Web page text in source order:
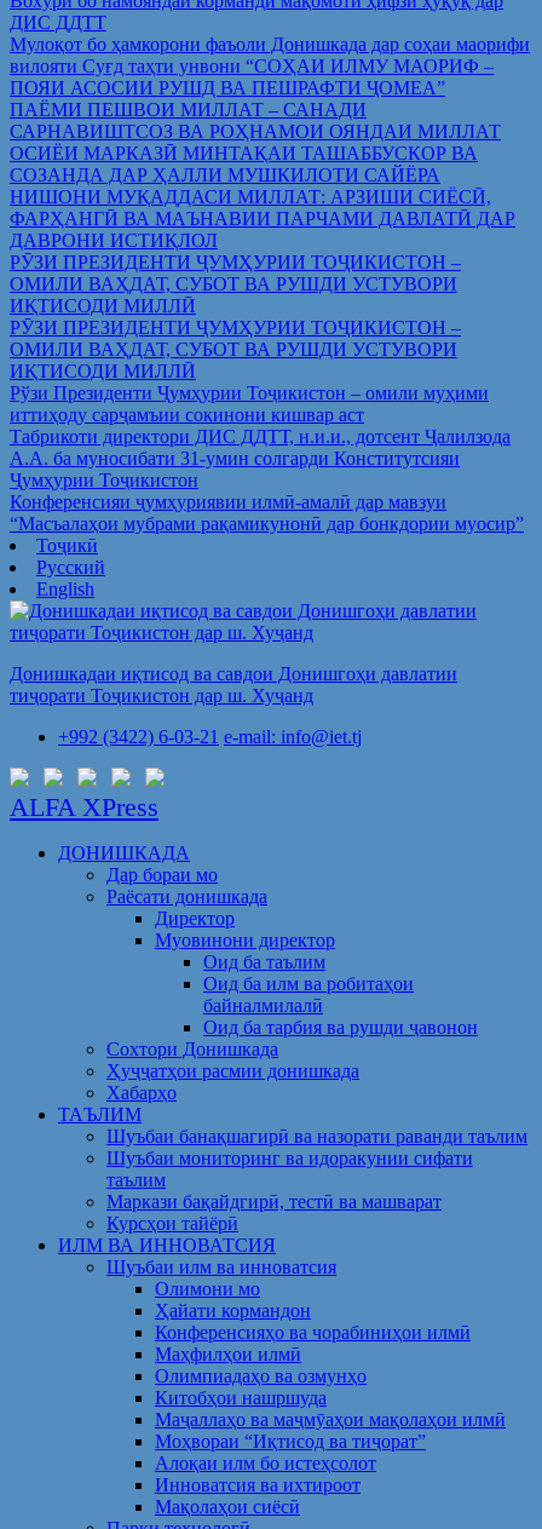
ДИС ДДТТ
Мулоқот бо ҳамкорони фаъоли Донишкада дар соҳаи маорифи
вилояти Суғд таҳти унвони “СОҲАИ ИЛМУ МАОРИФ –
ПОЯИ АСОСИИ РУШД ВА ПЕШРАФТИ ҶОМЕА”
ПАЁМИ ПЕШВОИ МИЛЛАТ – САНАДИ
САРНАВИШТСОЗ ВА РОҲНАМОИ ОЯНДАИ МИЛЛАТ
ОСИЁИ МАРКАЗӢ МИНТАҚАИ ТАШАББУСКОР ВА
СОЗАНДА ДАР ҲАЛЛИ МУШКИЛОТИ САЙЁРА
НИШОНИ МУҚАДДАСИ МИЛЛАТ: АРЗИШИ СИЁСӢ,
ФАРҲАНГӢ ВА МАЪНАВИИ ПАРЧАМИ ДАВЛАТӢ ДАР
ДАВРОНИ ИСТИҚЛОЛ
РӮЗИ ПРЕЗИДЕНТИ ҶУМҲУРИИ ТОҶИКИСТОН –
ОМИЛИ ВАҲДАТ, СУБОТ ВА РУШДИ УСТУВОРИ
ИҚТИСОДИ МИЛЛӢ
РӮЗИ ПРЕЗИДЕНТИ ҶУМҲУРИИ ТОҶИКИСТОН –
ОМИЛИ ВАҲДАТ, СУБОТ ВА РУШДИ УСТУВОРИ
ИҚТИСОДИ МИЛЛӢ
Рўзи Президенти Ҷумҳурии Тоҷикистон – омили муҳими
иттиҳоду сарҷамъии сокинони кишвар аст
Табрикоти директори ДИС ДДТТ, н.и.и., дотсент Ҷалилзода
А.А. ба муносибати 31-умин солгарди Конститутсияи
Ҷумҳурии Тоҷикистон
Конференсияи ҷумҳуриявии илмӣ-амалӣ дар мавзуи
“Масъалаҳои мубрами рақамикунонӣ дар бонкдории муосир”
Тоҷикӣ
Русский
English
Донишкадаи иқтисод ва савдои Донишгоҳи давлатии
тиҷорати Тоҷикистон дар ш. Хуҷанд
+992 (3422) 6-03-21 e-mail: info@iet.tj
ALFA XPress
ДОНИШКАДА
Дар бораи мо
Раёсати донишкада
Директор
Муовинони директор
Оид ба таълим
Оид ба илм ва робитаҳои
байналмилалӣ
Оид ба тарбия ва рушди ҷавонон
Сохтори Донишкада
Ҳуҷҷатҳои расмии донишкада
Хабарҳо
ТАЪЛИМ
Шуъбаи банақшагирӣ ва назорати раванди таълим
Шуъбаи мониторинг ва идоракунии сифати
таълим
Маркази бақайдгирӣ, тестӣ ва машварат
Курсҳои тайёрӣ
ИЛМ ВА ИННОВАТСИЯ
Шуъбаи илм ва инноватсия
Олимони мо
Ҳайати кормандон
Конференсияҳо ва чорабиниҳои илмӣ
Маҳфилҳои илмӣ
Олимпиадаҳо ва озмунҳо
Китобҳои нашршуда
Маҷаллаҳо ва маҷмӯаҳои мақолаҳои илмӣ
Моҳвораи “Иқтисод ва тиҷорат”
Алоқаи илм бо истеҳсолот
Инноватсия ва ихтироот
Мақолаҳои сиёсӣ